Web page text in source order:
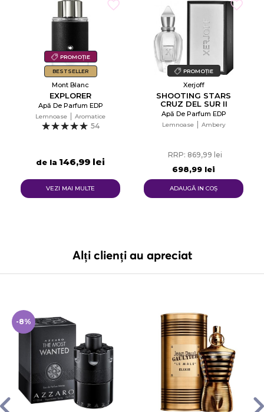
PROMOȚIE
BESTSELLER
Mont Blanc
EXPLORER
Apă De Parfum EDP
Lemnoase Aromatice
54
de la 146,99 lei
VEZI MAI MULTE
PROMOȚIE
Xerjoff
SHOOTING STARS
CRUZ DEL SUR II
Apă De Parfum EDP
Lemnoase Ambery
RRP: 869,99 lei
698,99 lei
ADAUGĂ IN COŞ
Alți clienți au apreciat
-8%